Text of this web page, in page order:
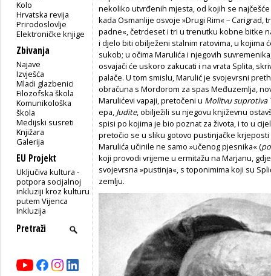
Kolo
Hrvatska revija
Prirodoslovlje
Elektroničke knjige
Zbivanja
Najave
Izvješća
Mladi glazbenici
Filozofska škola
Komunikološka
škola
Medijski susreti
Knjižara
Galerija
EU Projekt
Uključiva kultura -
potpora socijalnoj
inkluziji kroz kulturu
putem Vijenca
Inkluzija
nekoliko utvrđenih mjesta, od kojih se
kada Osmanlije osvoje »Drugi Rim« – Carigrad,
padne«, četrdeset i tri u trenutku kobne bitke
i djelo biti obilježeni stalnim ratovima, u kojima
sukob; u očima Marulića i njegovih
osvajači će uskoro zakucati i na vrata Splita,
palače. U tom smislu, Marulić je svojevrsni
obračuna s Mordorom za spas Međuzemlja,
Marulićevi vapaji, pretočeni u Molitvu suprotiva
epa, Judite, obilježili su njegovu književnu
spisi po kojima je bio poznat za života, i to u
pretočio se u sliku gotovo pustinjačke
Marulića učinile ne samo »učenog pjesnika« (
koji provodi vrijeme u ermitažu na Marjanu,
svojevrsna »pustinja«, s toponimima koji su
zemlju.